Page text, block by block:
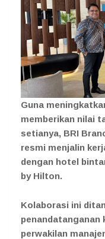
Guna
memberikan nilai
setianya, BRI
resmi menjalin
dengan hotel
by Hilton.
Kolaborasi ini
penandatanganan
perwakilan